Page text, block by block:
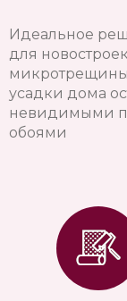
Идеальное
для
усадки дома
невидимыми
обоями